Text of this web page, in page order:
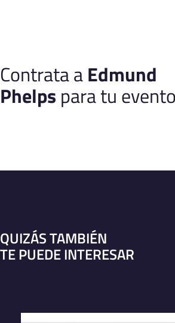
Contrata aEdmund
Phelps para tu evento
QUIZÁS TAMBIÉN
TE PUEDE INTERESAR